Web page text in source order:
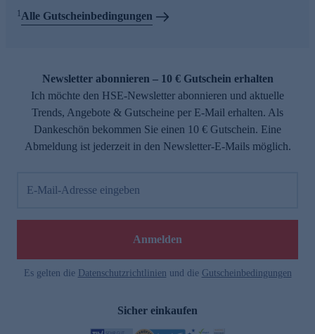
1Alle Gutscheinbedingungen
Newsletter abonnieren – 10 € Gutschein erhalten
Ich möchte den HSE-Newsletter abonnieren und aktuelle
Trends, Angebote & Gutscheine per E-Mail erhalten. Als
Dankeschön bekommen Sie einen 10 € Gutschein. Eine
Abmeldung ist jederzeit in den Newsletter-E-Mails möglich.
E-Mail-Adresse eingeben
Anmelden
Es gelten die Datenschutzrichtlinien und die Gutscheinbedingungen
Sicher einkaufen